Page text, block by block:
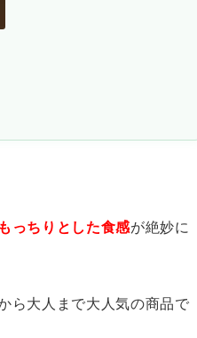
っちりとした食感が絶妙に
ら大人まで大人気の商品で